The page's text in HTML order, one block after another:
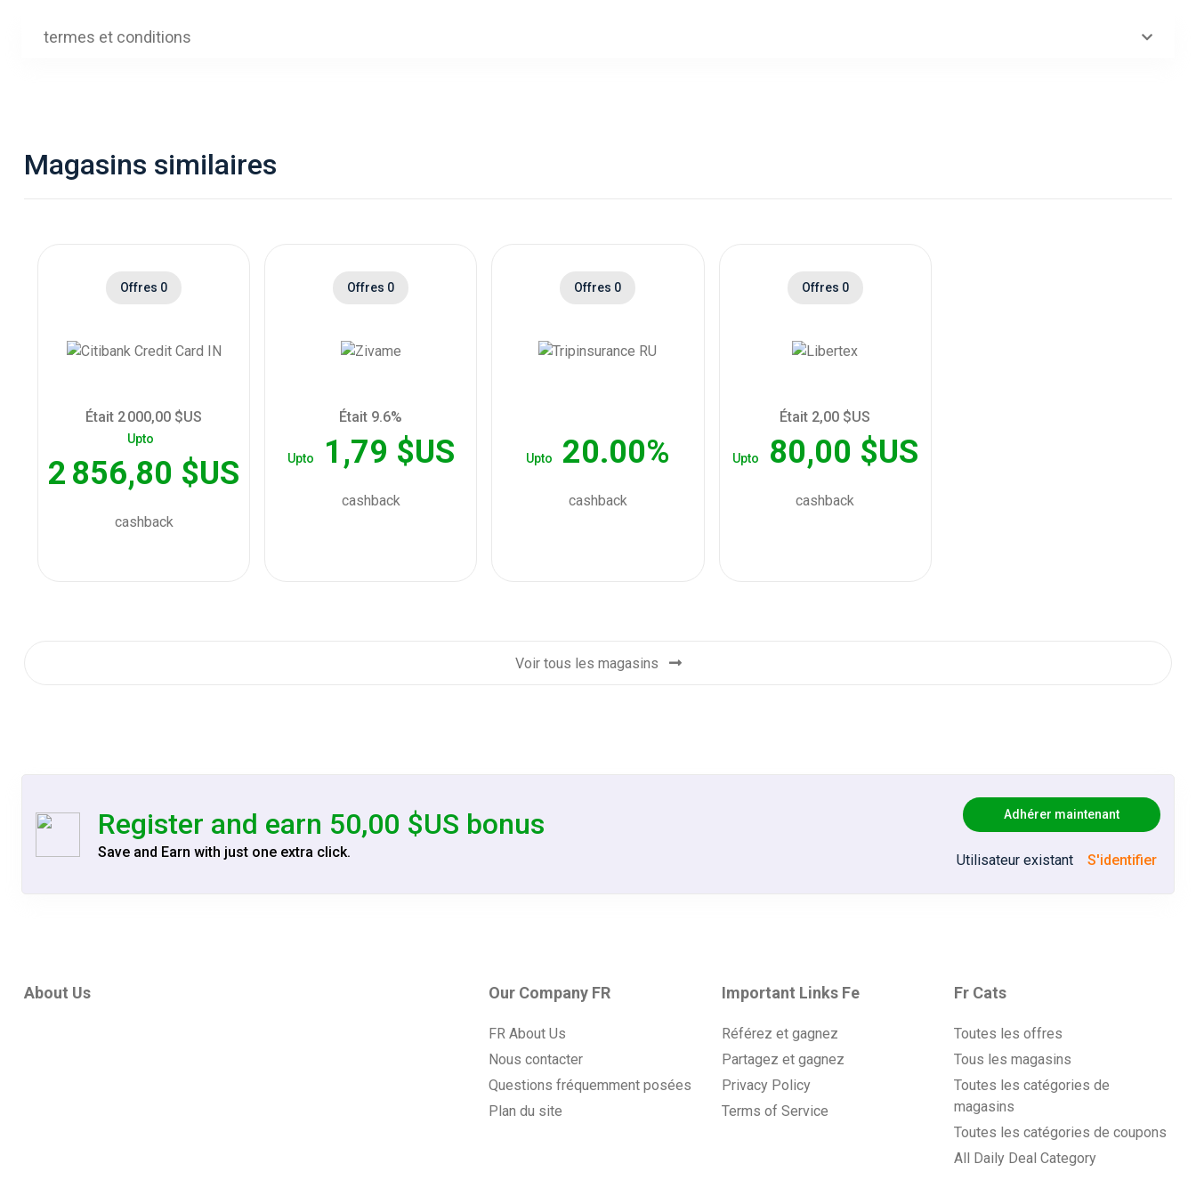
termes et conditions
Magasins similaires
Offres 0
Était 2 000,00 $US
Upto
2 856,80 $US
cashback
Offres 0
Était 9.6%
Upto 1,79 $US
cashback
Offres 0
Upto 20.00%
cashback
Offres 0
Était 2,00 $US
Upto 80,00 $US
cashback
Voir tous les magasins
Register and earn 50,00 $US bonus
Save and Earn with just one extra click.
Adhérer maintenant
Utilisateur existant S'identifier
About Us Our Company FR
FR About Us
Nous contacter
Questions fréquemment posées
Plan du site
Important Links Fe
Référez et gagnez
Partagez et gagnez
Privacy Policy
Terms of Service
Fr Cats
Toutes les offres
Tous les magasins
Toutes les catégories de
magasins
Toutes les catégories de coupons
All Daily Deal Category